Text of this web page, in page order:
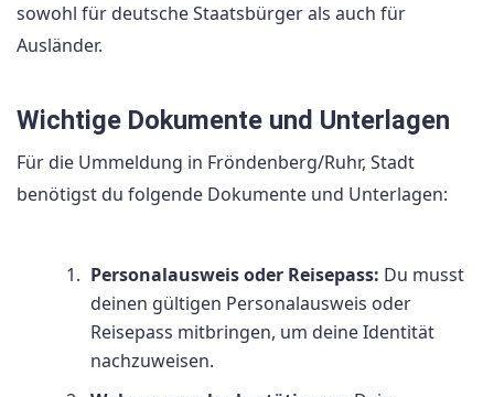
sowohl für deutsche Staatsbürger als auch für
Ausländer.
Wichtige Dokumente und Unterlagen
Für die Ummeldung in Fröndenberg/Ruhr, Stadt
benötigst du folgende Dokumente und Unterlagen:
Personalausweis oder Reisepass: Du musst
deinen gültigen Personalausweis oder
Reisepass mitbringen, um deine Identität
nachzuweisen.